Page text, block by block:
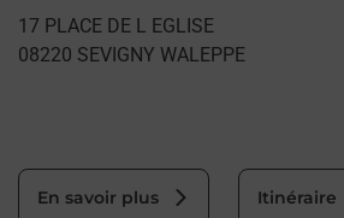
17 PLACE DE L EGLISE
08220 SEVIGNY WALEPPE
En savoir plus Itinéraire